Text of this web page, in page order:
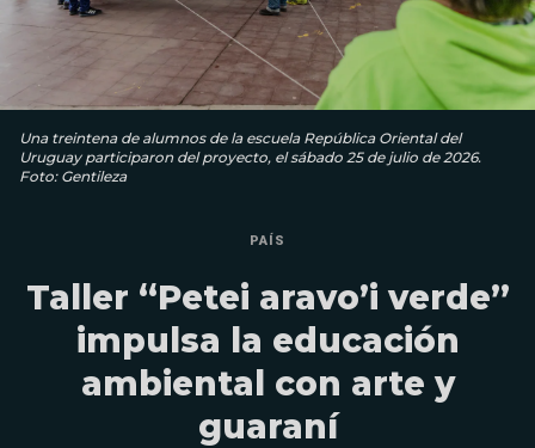
Una treintena de alumnos de la escuela República Oriental del
Uruguay participaron del proyecto, el sábado 25 de julio de 2026.
Foto: Gentileza
PAÍS
Taller “Petei aravo’i verde”
impulsa la educación
ambiental con arte y
guaraní